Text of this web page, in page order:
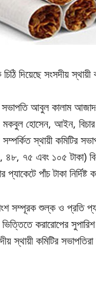
দিয়েছে সংসদীয়
সভাপতি আবুল কালাম
হোসেন, আইন, বিচার
স্থায়ী কমিটির
৪৮, ৭৫ এবং ১০৫
পাঁচ টাকা
সম্পূরক শুল্ক ও প্রতি
ভিত্তিতে করারোপের
স্থায়ী কমিটির